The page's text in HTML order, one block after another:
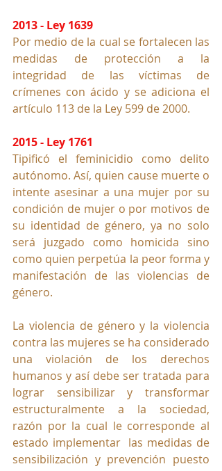
2013 - Ley 1639
Por medio de la cual se fortalecen las
medidas de protección a la
integridad de las víctimas de
crímenes con ácido y se adiciona el
artículo 113 de la Ley 599 de 2000.
2015 - Ley 1761
Tipificó el feminicidio como delito
autónomo. Así, quien cause muerte o
intente asesinar a una mujer por su
condición de mujer o por motivos de
su identidad de género, ya no solo
será juzgado como homicida sino
como quien perpetúa la peor forma y
manifestación de las violencias de
género.
La violencia de género y la violencia
contra las mujeres se ha considerado
una violación de los derechos
humanos y así debe ser tratada para
lograr sensibilizar y transformar
estructuralmente a la sociedad,
razón por la cual le corresponde al
estado implementar  las medidas de
sensibilización y prevención puesto